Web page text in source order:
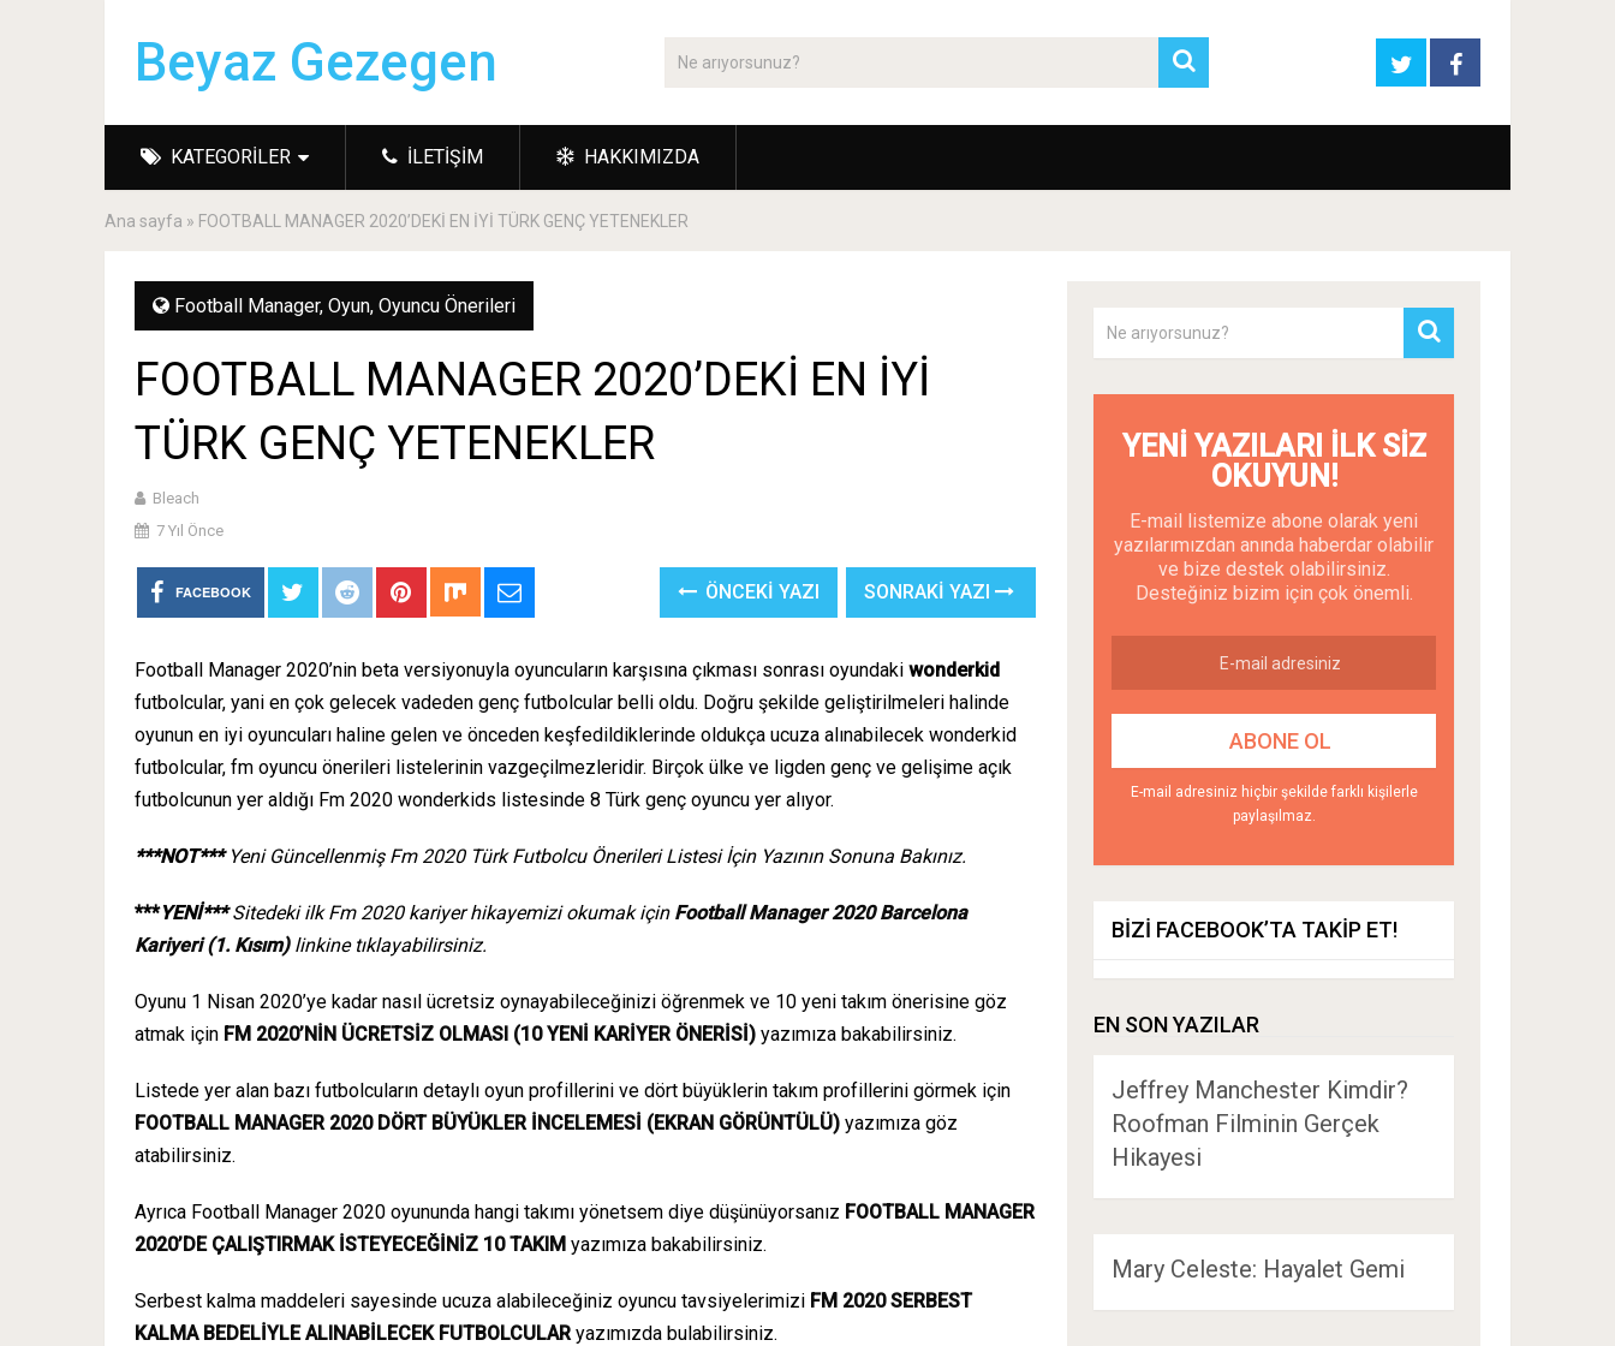
Beyaz Gezegen
KATEGORILER İLETIŞIM HAKKIMIZDA
Ana sayfa » FOOTBALL MANAGER 2020’DEKİ EN İYİ TÜRK GENÇ YETENEKLER
Football Manager, Oyun, Oyuncu Önerileri
FOOTBALL MANAGER 2020’DEKİ EN İYİ
TÜRK GENÇ YETENEKLER
Bleach
7 Yıl Önce
FACEBOOK ÖNCEKI YAZI SONRAKI YAZI
Football Manager 2020’nin beta versiyonuyla oyuncuların karşısına çıkması sonrası oyundaki wonderkid
futbolcular, yani en çok gelecek vadeden genç futbolcular belli oldu. Doğru şekilde geliştirilmeleri halinde
oyunun en iyi oyuncuları haline gelen ve önceden keşfedildiklerinde oldukça ucuza alınabilecek wonderkid
futbolcular, fm oyuncu önerileri listelerinin vazgeçilmezleridir. Birçok ülke ve ligden genç ve gelişime açık
futbolcunun yer aldığı Fm 2020 wonderkids listesinde 8 Türk genç oyuncu yer alıyor.
***NOT*** Yeni Güncellenmiş Fm 2020 Türk Futbolcu Önerileri Listesi İçin Yazının Sonuna Bakınız.
***YENİ***Sitedeki ilk Fm 2020 kariyer hikayemizi okumak için Football Manager 2020 Barcelona
Kariyeri (1. Kısım) linkine tıklayabilirsiniz.
Oyunu 1 Nisan 2020’ye kadar nasıl ücretsiz oynayabileceğinizi öğrenmek ve 10 yeni takım önerisine göz
atmak için FM 2020’NİN ÜCRETSİZ OLMASI (10 YENİ KARİYER ÖNERİSİ) yazımıza bakabilirsiniz.
Listede yer alan bazı futbolcuların detaylı oyun profillerini ve dört büyüklerin takım profillerini görmek için
FOOTBALL MANAGER 2020 DÖRT BÜYÜKLER İNCELEMESİ (EKRAN GÖRÜNTÜLÜ) yazımıza göz
atabilirsiniz.
Ayrıca Football Manager 2020 oyununda hangi takımı yönetsem diye düşünüyorsanız FOOTBALL MANAGER
2020’DE ÇALIŞTIRMAK İSTEYECEĞİNİZ 10 TAKIM yazımıza bakabilirsiniz.
Serbest kalma maddeleri sayesinde ucuza alabileceğiniz oyuncu tavsiyelerimizi FM 2020 SERBEST
KALMA BEDELİYLE ALINABİLECEK FUTBOLCULARyazımızda bulabilirsiniz.
YENI YAZILARI İLK SIZ
OKUYUN!
E-mail listemize abone olarak yeni
yazılarımızdan anında haberdar olabilir
ve bize destek olabilirsiniz.
Desteğiniz bizim için çok önemli.
E-mail adresiniz hiçbir şekilde farklı kişilerle
paylaşılmaz.
BIZI FACEBOOK’TA TAKIP ET!
EN SON YAZILAR
Jeffrey Manchester Kimdir?
Roofman Filminin Gerçek
Hikayesi
Mary Celeste: Hayalet Gemi